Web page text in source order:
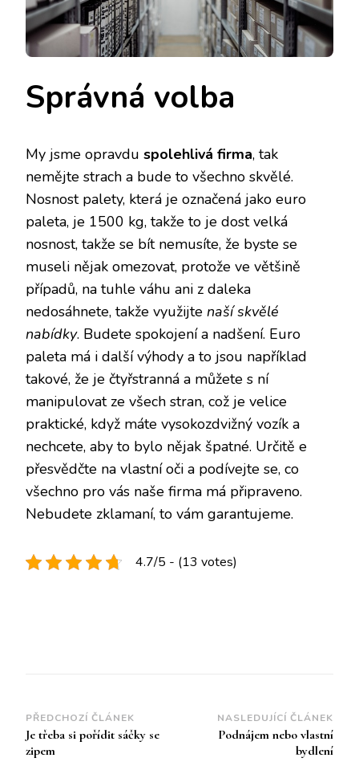
Správná volba
My jsme opravdu spolehlivá firma, tak
nemějte strach a bude to všechno skvělé.
Nosnost palety, která je označená jako euro
paleta, je 1500 kg, takže to je dost velká
nosnost, takže se bít nemusíte, že byste se
museli nějak omezovat, protože ve většině
případů, na tuhle váhu ani z daleka
nedosáhnete, takže využijte naší skvělé
nabídky. Budete spokojení a nadšení. Euro
paleta má i další výhody a to jsou například
takové, že je čtyřstranná a můžete s ní
manipulovat ze všech stran, což je velice
praktické, když máte vysokozdvižný vozík a
nechcete, aby to bylo nějak špatné. Určitě e
přesvědčte na vlastní oči a podívejte se, co
všechno pro vás naše firma má připraveno.
Nebudete zklamaní, to vám garantujeme.
4.7/5 - (13 votes)
Navigace
příspěvku
PŘEDCHOZÍ ČLÁNEK
Je třeba si pořídit sáčky se
zipem
NASLEDUJÍCÍ ČLÁNEK
Podnájem nebo vlastní
bydlení